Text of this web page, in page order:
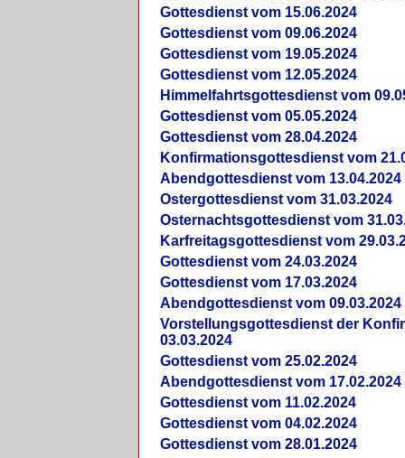
Gottesdienst vom 15.06.2024
Gottesdienst vom 09.06.2024
Gottesdienst vom 19.05.2024
Gottesdienst vom 12.05.2024
Himmelfahrtsgottesdienst vom
Gottesdienst vom 05.05.2024
Gottesdienst vom 28.04.2024
Konfirmationsgottesdienst vom
Abendgottesdienst vom 13.04.2024
Ostergottesdienst vom 31.03.2024
Osternachtsgottesdienst vom
Karfreitagsgottesdienst vom
Gottesdienst vom 24.03.2024
Gottesdienst vom 17.03.2024
Abendgottesdienst vom 09.03.2024
Vorstellungsgottesdienst der
03.03.2024
Gottesdienst vom 25.02.2024
Abendgottesdienst vom 17.02.2024
Gottesdienst vom 11.02.2024
Gottesdienst vom 04.02.2024
Gottesdienst vom 28.01.2024